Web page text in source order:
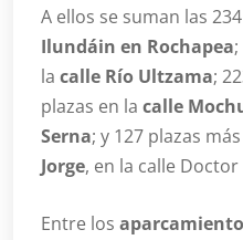
A ellos se suman las
Ilundáin en Rochapea
la calle Río Ultzama;
plazas en la calle
Serna; y 127 plazas
Jorge, en la calle Doctor
Entre los